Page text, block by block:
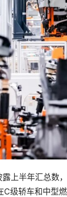
上半年汇总数
级轿车和中型